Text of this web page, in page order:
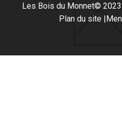
Les Bois du Monnet© 2023
Plan du site |